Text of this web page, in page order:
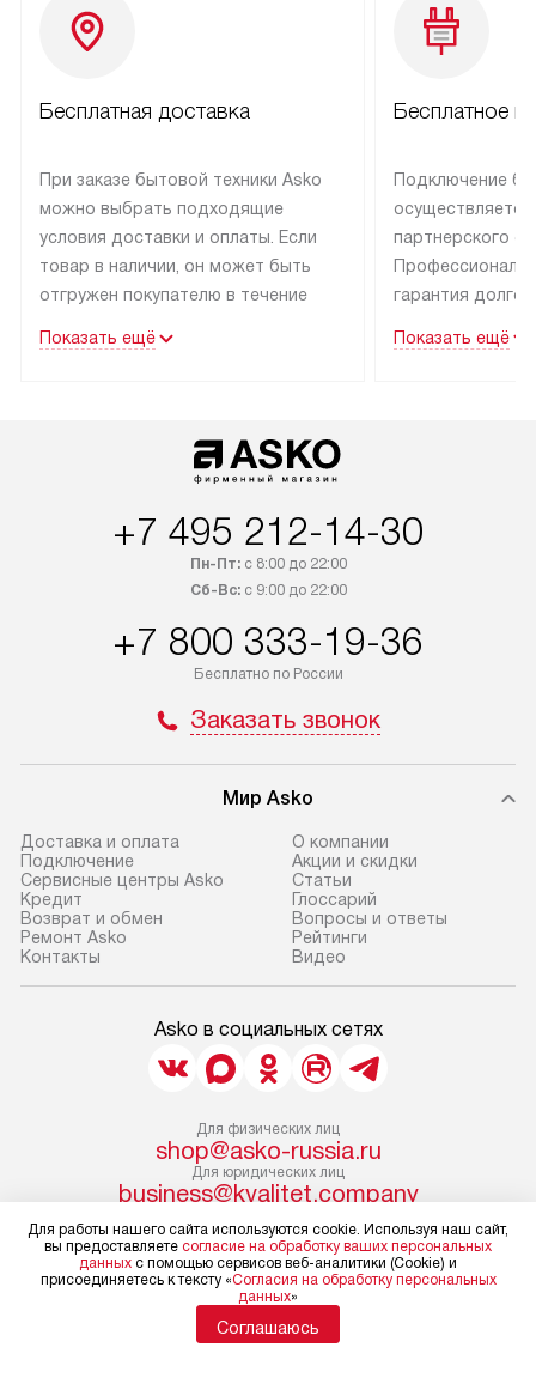
Бесплатная доставка
При заказе бытовой техники Asko
можно выбрать подходящие
условия доставки и оплаты. Если
товар в наличии, он может быть
отгружен покупателю в течение
оплачивается дополнительно.
Возможна доставка товаров
Показать ещё
Бесплатное
Подключение
партнерского
гарантия
Показать ещё
+7 495 212-14-30
Пн-Пт:с 8:00 до 22:00
Сб-Вс:с 9:00 до 22:00
+7 800 333-19-36
Бесплатно по России
Заказать звонок
Мир Asko
Доставка и оплата
Подключение
Сервисные центры Asko
Кредит
Возврат и обмен
Ремонт Asko
Контакты
О компании
Акции и скидки
Статьи
Глоссарий
Вопросы и ответы
Рейтинги
Видео
Asko в социальных сетях
Для физических лиц
shop@asko-russia.ru
Для юридических лиц
business@kvalitet.company
НАПИСАТЬ РУКОВОДСТВУ
Политика конфиденциальности
Условия продажи
Для работы нашего сайта используются cookie. Используя наш сайт,
вы предоставляете согласие на обработку ваших персональных
данных с помощью сервисов веб-аналитики (Cookie) и
присоединяетесь к тексту «Согласия на обработку персональных
данных»
Соглашаюсь